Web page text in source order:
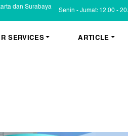
dan Surabaya
Senin - Jumat: 12.00 -
SERVICES
Eczema
ARTICLE
Informasi